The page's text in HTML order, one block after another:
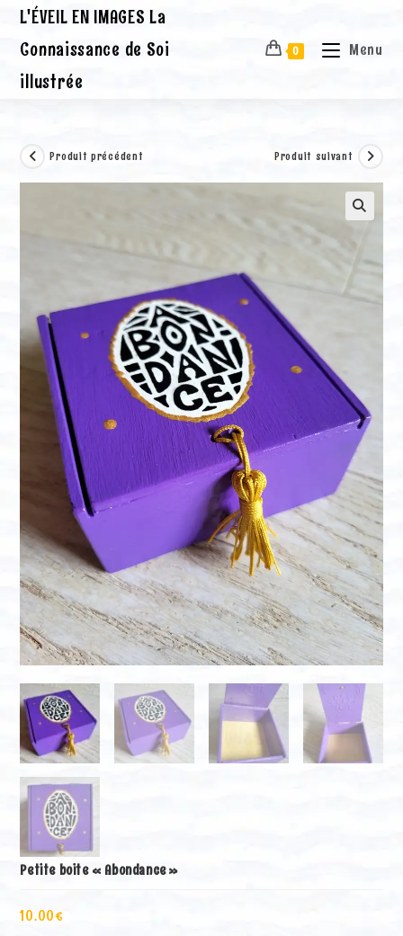
Skip
content
L'ÉVEIL EN IMAGES La
Connaissance de Soi
illustrée
0 Menu
Produit précédent Produit suivant
Petite boite « Abondance »
10.00€